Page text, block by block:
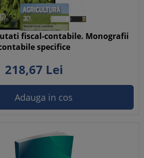
fiscal-contabile. Monografii
specifice
218,67 Lei
Adauga in cos